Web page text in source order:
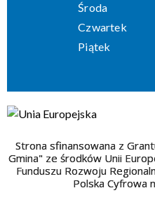
Środa
Czwartek
Piątek
Strona sfinansowana z
Gmina" ze środków Unii
Funduszu Rozwoju
Polska Cyfrowa